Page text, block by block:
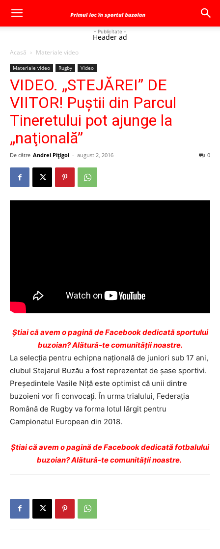
- Publicitate -
Header ad
Acasă Materiale video
Materiale video Rugby Video
VIDEO. „STEJĂREI” DE
VIITOR! Puştii din Parcul
Tineretului pot ajunge la
„naţională”
De către Andrei Pițigoi - august 2, 2016 0
Ştiai că avem o pagină de Facebook dedicată sportului
buzoian? Alătură-te comunității noastre.
La selecţia pentru echipna națională de juniori sub 17 ani,
clubul Stejarul Buzău a fost reprezentat de şase sportivi.
Președintele Vasile Niță este optimist că unii dintre
buzoieni vor fi convocați. În urma trialului, Federaţia
Română de Rugby va forma lotul lărgit pentru
Campionatul European din 2018.
Ştiai că avem o pagină de Facebook dedicată fotbalului
buzoian? Alătură-te comunității noastre.